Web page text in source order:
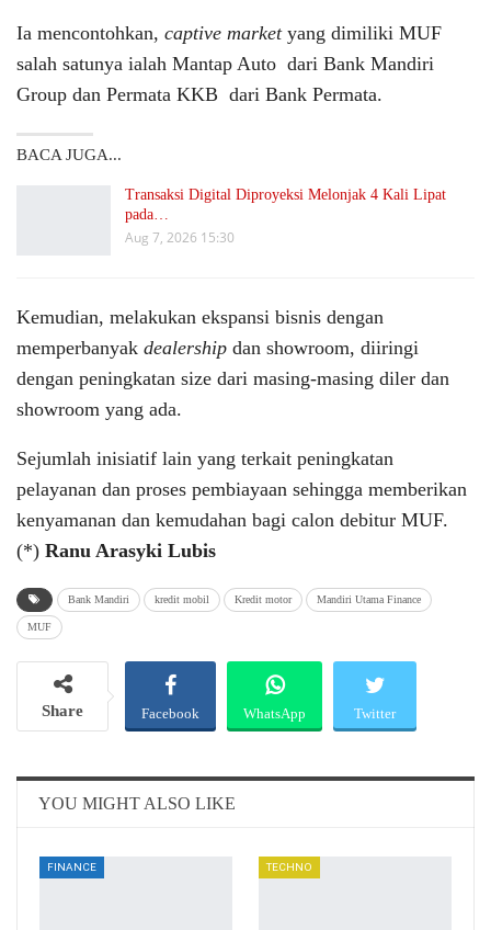
Ia mencontohkan, captive marketyang dimiliki MUF
salah satunya ialah Mantap Auto dari Bank Mandiri
Group dan Permata KKB dari Bank Permata.
BACA JUGA...
Transaksi Digital Diproyeksi Melonjak 4 Kali Lipat
pada…
Aug 7, 2026 15:30
Kemudian, melakukan ekspansi bisnis dengan
memperbanyak dealership dan showroom, diiringi
dengan peningkatan size dari masing-masing diler dan
showroom yang ada.
Sejumlah inisiatif lain yang terkait peningkatan
pelayanan dan proses pembiayaan sehingga memberikan
kenyamanan dan kemudahan bagi calon debitur MUF.
(*) Ranu Arasyki Lubis
Bank Mandiri kredit mobil Kredit motor Mandiri Utama Finance
MUF
Share Facebook WhatsApp Twitter
YOU MIGHT ALSO LIKE
FINANCE TECHNO